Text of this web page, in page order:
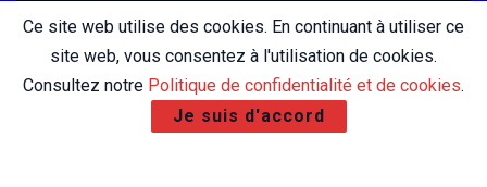
Advertise Privacy & Policy Contact
© 2026 AfricatureMedia.com - Tous droits réservés |
Ce site web utilise des cookies. En continuant à utiliser ce
site web, vous consentez à l'utilisation de cookies.
Consultez notre Politique de confidentialité et de cookies.
Je suis d'accord